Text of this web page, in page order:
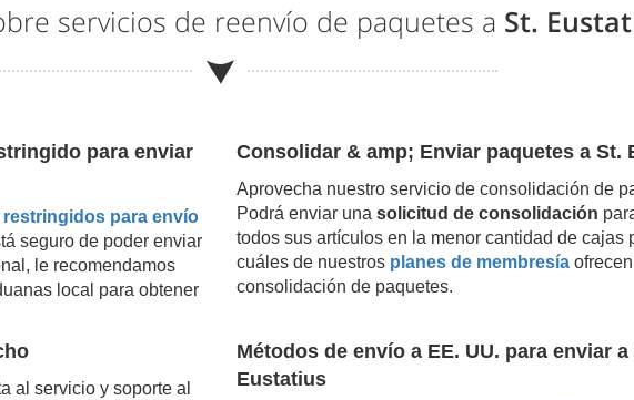
servicios de reenvío de paquetes a St.
para enviar
para envío
seguro de poder enviar
le recomendamos
local para obtener
Consolidar & amp; Enviar paquetes a St.
Aprovecha nuestro servicio de consolidación de
Podrá enviar una solicitud de consolidación
todos sus artículos en la menor cantidad de cajas
cuáles de nuestros planes de membresía
consolidación de paquetes.
al servicio y soporte al
Métodos de envío a EE. UU. para enviar a
Eustatius